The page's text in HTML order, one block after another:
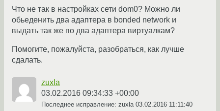
Что не так в настройках сети dom0? Можно ли
обьеденить два адаптера в bonded network и
выдать так же по два адаптера виртуалкам?
Помогите, пожалуйста, разобраться, как лучше
сдалать.
zuxla
03.02.2016 09:34:33 +00:00
Последнее исправление: zuxla 03.02.2016 11:11:40